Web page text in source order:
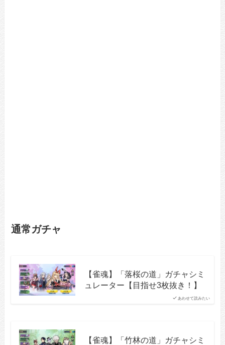
通常ガチャ
あわせて読みたい
【雀魂】「落桜の道」ガチャシミ
ュレーター【目指せ3枚抜き！】
【雀魂】「竹林の道」ガチャシミ